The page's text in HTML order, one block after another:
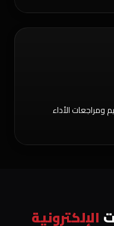
ومراجعات الأداء
الإلكترونية